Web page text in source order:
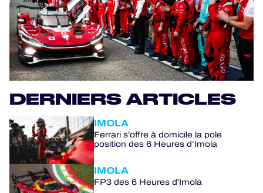
PROGRAMMES OFFICIELS
JEU OFFICIEL
HOSPITALITÉS
BILLETTERIE
24H LEMANS
DERNIERS ARTICLES
IMOLA
Ferrari s’offre à domicile la pole
position des 6 Heures d’Imola
IMOLA
FP3 des 6 Heures d'Imola